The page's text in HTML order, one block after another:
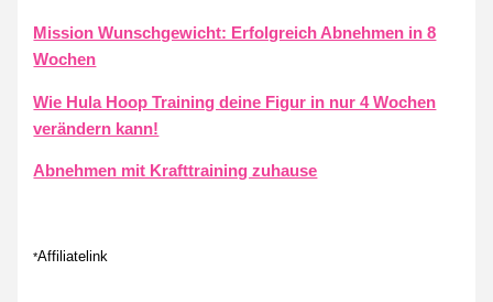
Mission Wunschgewicht: Erfolgreich Abnehmen in 8
Wochen
Wie Hula Hoop Training deine Figur in nur 4 Wochen
verändern kann!
Abnehmen mit Krafttraining zuhause
*Affiliatelink